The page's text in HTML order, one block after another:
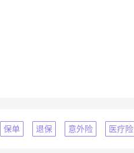
保单 退保 意外险 医疗险